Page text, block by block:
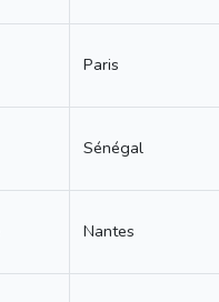
Paris
Sénégal
Nantes